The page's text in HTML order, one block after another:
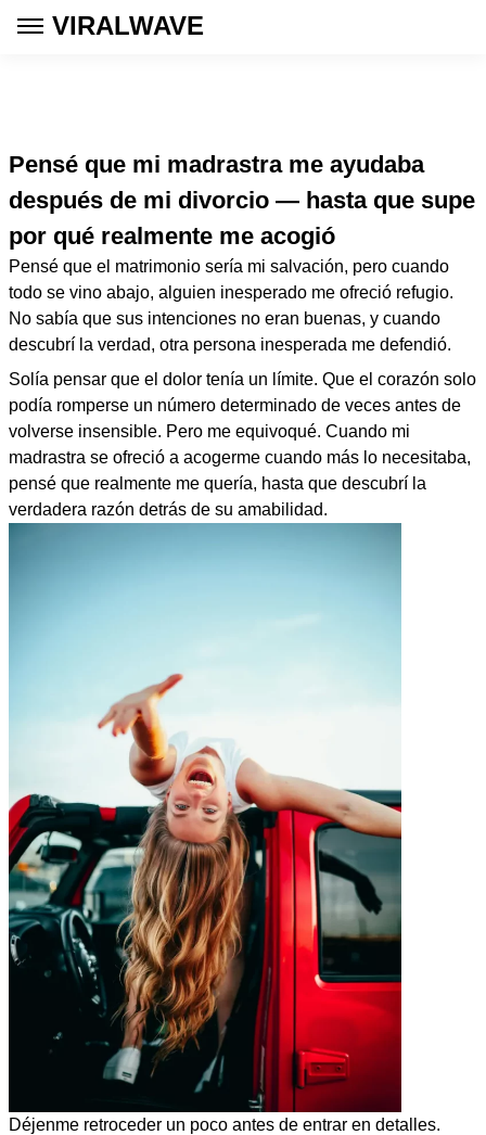
VIRALWAVE
Pensé que mi madrastra me ayudaba
después de mi divorcio — hasta que supe
por qué realmente me acogió
Pensé que el matrimonio sería mi salvación, pero cuando
todo se vino abajo, alguien inesperado me ofreció refugio.
No sabía que sus intenciones no eran buenas, y cuando
descubrí la verdad, otra persona inesperada me defendió.
Solía pensar que el dolor tenía un límite. Que el corazón solo
podía romperse un número determinado de veces antes de
volverse insensible. Pero me equivoqué. Cuando mi
madrastra se ofreció a acogerme cuando más lo necesitaba,
pensé que realmente me quería, hasta que descubrí la
verdadera razón detrás de su amabilidad.
Déjenme retroceder un poco antes de entrar en detalles.